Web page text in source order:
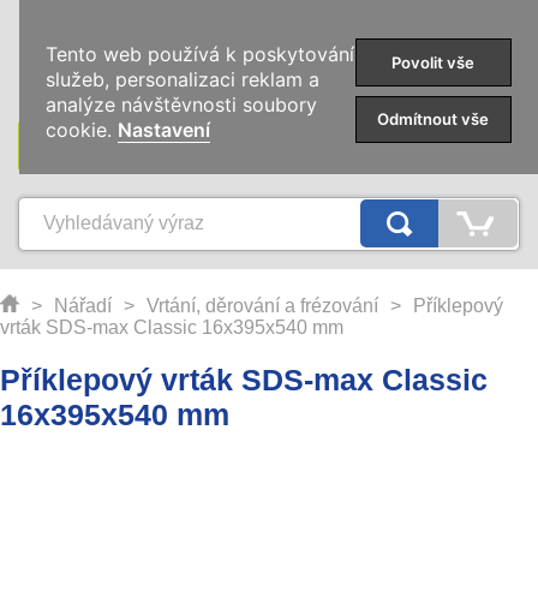
KATEGORIE
> Nářadí > Vrtání, děrování a frézování >
Příklepový
vrták SDS-max Classic 16x395x540 mm
Příklepový vrták SDS-max Classic
16x395x540 mm
Tento web používá k poskytování
služeb, personalizaci reklam a
analýze návštěvnosti soubory
cookie. Nastavení
Povolit vše
Odmítnout vše